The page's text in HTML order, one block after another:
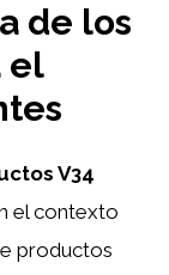
de los
el
V34
el contexto
productos